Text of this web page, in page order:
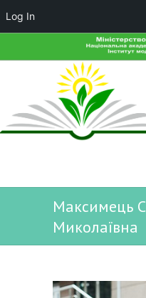
Максимець
Миколаївна
Log In